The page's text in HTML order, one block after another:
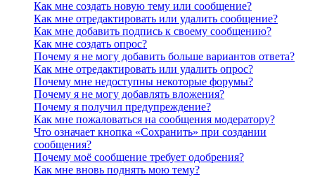
Как мне создать новую тему или сообщение?
Как мне отредактировать или удалить сообщение?
Как мне добавить подпись к своему сообщению?
Как мне создать опрос?
Почему я не могу добавить больше вариантов ответа?
Как мне отредактировать или удалить опрос?
Почему мне недоступны некоторые форумы?
Почему я не могу добавлять вложения?
Почему я получил предупреждение?
Как мне пожаловаться на сообщения модератору?
Что означает кнопка «Сохранить» при создании
сообщения?
Почему моё сообщение требует одобрения?
Как мне вновь поднять мою тему?